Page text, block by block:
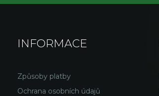
INFORMACE
Způsoby platby
Ochrana osobních údajů